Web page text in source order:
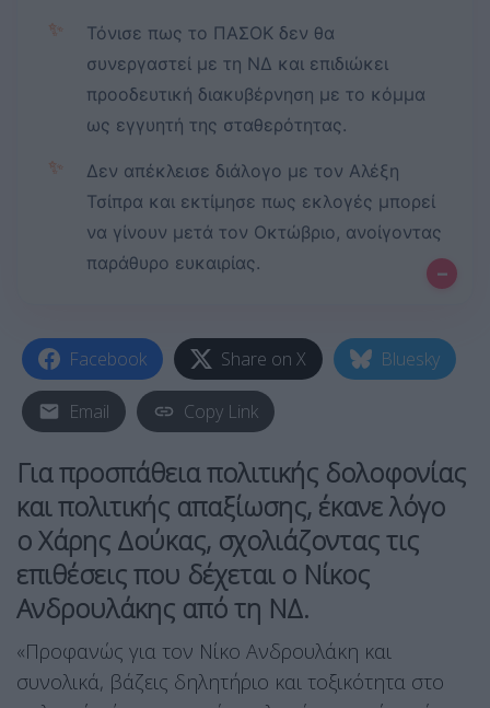
✨
Τόνισε πως το ΠΑΣΟΚ δεν θα
συνεργαστεί με τη ΝΔ και επιδιώκει
προοδευτική διακυβέρνηση με το κόμμα
ως εγγυητή της σταθερότητας.
✨
Δεν απέκλεισε διάλογο με τον Αλέξη
Τσίπρα και εκτίμησε πως εκλογές μπορεί
να γίνουν μετά τον Οκτώβριο, ανοίγοντας
παράθυρο ευκαιρίας.
–
Facebook Share on X Bluesky
Email Copy Link
Για προσπάθεια πολιτικής δολοφονίας
και πολιτικής απαξίωσης, έκανε λόγο
ο Χάρης Δούκας, σχολιάζοντας τις
επιθέσεις που δέχεται ο Νίκος
Ανδρουλάκης από τη ΝΔ.
«Προφανώς για τον Νίκο Ανδρουλάκη και
συνολικά, βάζεις δηλητήριο και τοξικότητα στο